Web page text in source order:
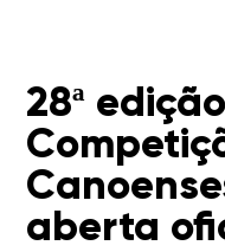
28ª
aberta